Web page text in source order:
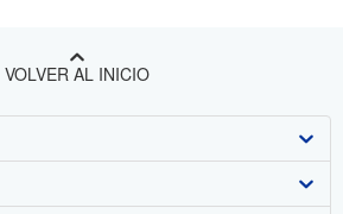
VOLVER AL INICIO